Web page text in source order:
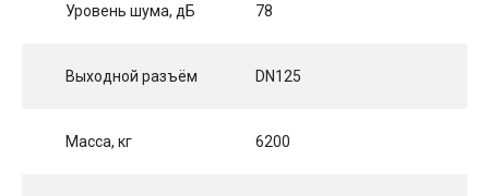
Уровень шума, дБ 78
Выходной разъём DN125
Масса, кг 6200